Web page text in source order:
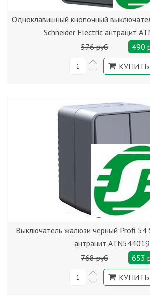
Одноклавишный кнопочный
Schneider Electric антрацит
576 руб
490
Выключатель жалюзи черный Profi 54
антрацит ATN544019
768 руб
653